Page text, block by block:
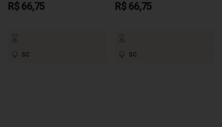
R$ 66,75
SC
R$ 66,75
SC